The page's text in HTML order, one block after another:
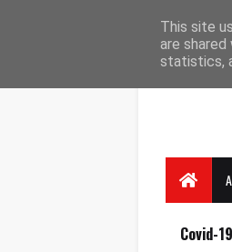
Covid-19
This site
are
statistics,